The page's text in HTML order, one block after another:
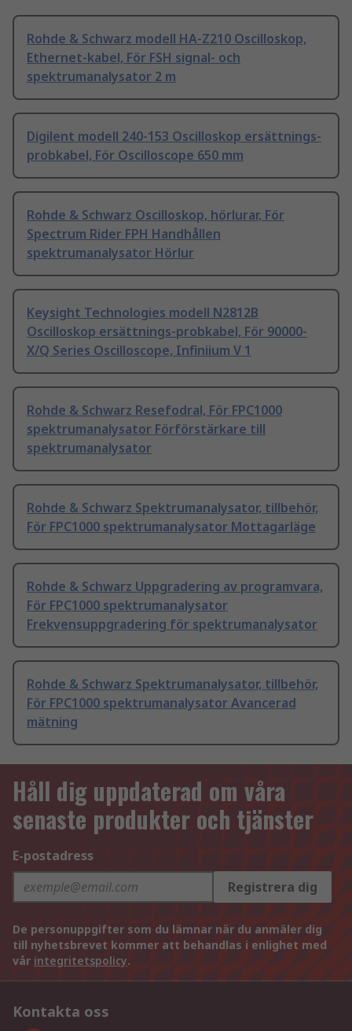
Rohde & Schwarz modell HA-Z210 Oscilloskop,
Ethernet-kabel, För FSH signal- och
spektrumanalysator 2 m
Digilent modell 240-153 Oscilloskop ersättnings-
probkabel, För Oscilloscope 650 mm
Rohde & Schwarz Oscilloskop, hörlurar, För
Spectrum Rider FPH Handhållen
spektrumanalysator Hörlur
Keysight Technologies modell N2812B
Oscilloskop ersättnings-probkabel, För 90000-
X/Q Series Oscilloscope, Infiniium V 1
Rohde & Schwarz Resefodral, För FPC1000
spektrumanalysator Förförstärkare till
spektrumanalysator
Rohde & Schwarz Spektrumanalysator, tillbehör,
För FPC1000 spektrumanalysator Mottagarläge
Rohde & Schwarz Uppgradering av programvara,
För FPC1000 spektrumanalysator
Frekvensuppgradering för spektrumanalysator
Rohde & Schwarz Spektrumanalysator, tillbehör,
För FPC1000 spektrumanalysator Avancerad
mätning
Håll dig uppdaterad om våra
senaste produkter och tjänster
E-postadress
Registrera dig
De personuppgifter som du lämnar när du anmäler dig
till nyhetsbrevet kommer att behandlas i enlighet med
vår integritetspolicy.
Kontakta oss